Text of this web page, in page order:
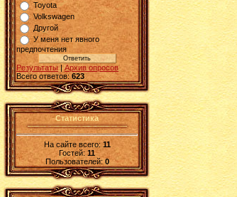
Toyota
Volkswagen
Другой
У меня нет явного
предпочтения
Результаты|Архив опросов
Всего ответов:623
Статистика
На сайте всего:11
Гостей: 11
Пользователей: 0